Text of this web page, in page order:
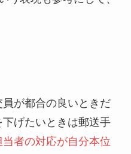
が都合の良いときだ
げたいときは郵送手
当者の対応が自分本位